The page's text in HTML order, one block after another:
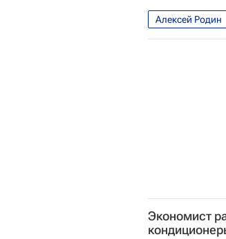
Алексей Родин
Экономист